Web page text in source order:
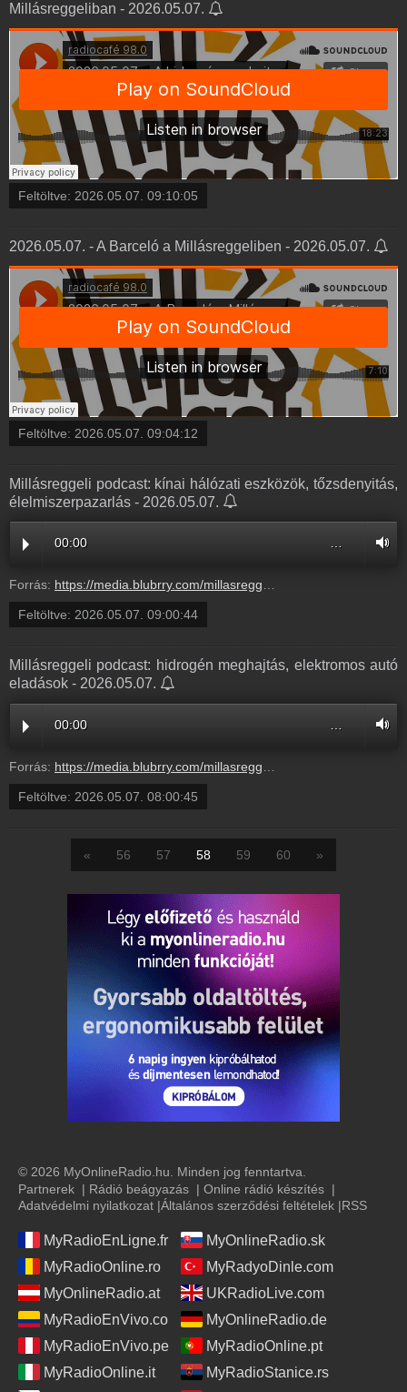
Millásreggeliban - 2026.05.07.
Feltöltve: 2026.05.07. 09:10:05
2026.05.07. - A Barceló a Millásreggeliben - 2026.05.07.
Feltöltve: 2026.05.07. 09:04:12
Millásreggeli podcast: kínai hálózati eszközök, tőzsdenyitás,
élelmiszerpazarlás - 2026.05.07.
00:00 …
Forrás: https://media.blubrry.com/millasreggeli/millasreggeli.hu/wp-content/uploads/2026/05/cafe_radiocafe98_20260507-0900_OK.mp3
Feltöltve: 2026.05.07. 09:00:44
Millásreggeli podcast: hidrogén meghajtás, elektromos autó
eladások - 2026.05.07.
00:00
Forrás: https://media.blubrry.com/millasreggeli/millasreggeli.hu/wp-content/uploads/2026/05/cafe_radiocafe98_20260507-0800_OK.mp3
Feltöltve: 2026.05.07. 08:00:45
« 56 57 58 59 60 »
© 2026 MyOnlineRadio.hu. Minden jog fenntartva.
Partnerek | Rádió beágyazás | Online rádió készítés |
Adatvédelmi nyilatkozat |Általános szerződési feltételek |RSS
MyRadioEnLigne.fr
MyOnlineRadio.sk
MyRadioOnline.ro
MyRadyoDinle.com
MyOnlineRadio.at
UKRadioLive.com
MyRadioEnVivo.co
MyOnlineRadio.de
MyRadioEnVivo.pe
MyRadioOnline.pt
MyRadioOnline.it
MyRadioStanice.rs